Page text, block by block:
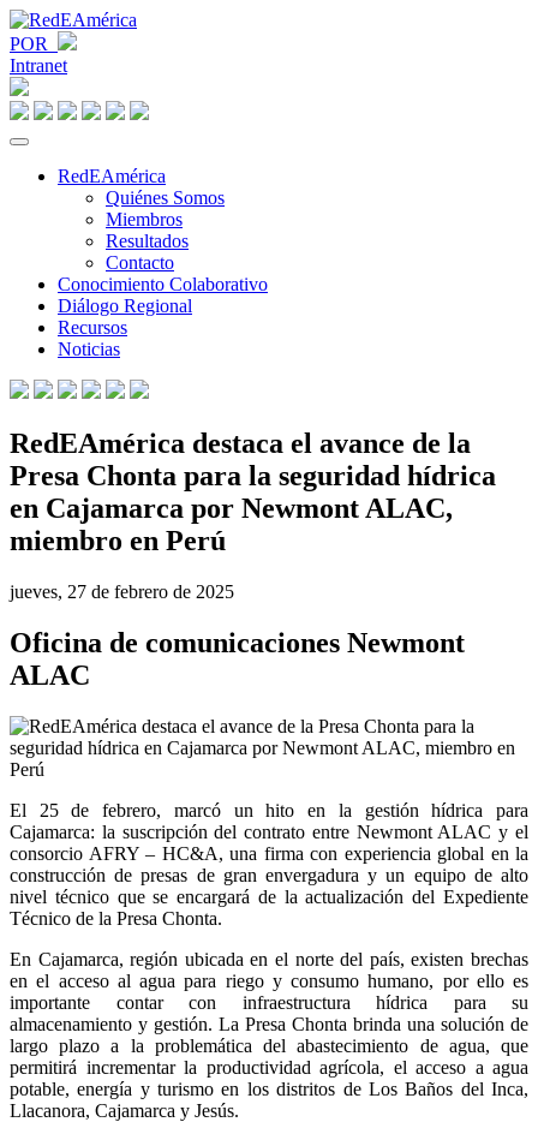
POR
Intranet
RedEAmérica
Quiénes Somos
Miembros
Resultados
Contacto
Conocimiento Colaborativo
Diálogo Regional
Recursos
Noticias
RedEAmérica destaca el avance de la
Presa Chonta para la seguridad hídrica
en Cajamarca por Newmont ALAC,
miembro en Perú
jueves, 27 de febrero de 2025
Oficina de comunicaciones Newmont
ALAC
El 25 de febrero, marcó un hito en la gestión hídrica para
Cajamarca: la suscripción del contrato entre Newmont ALAC y el
consorcio AFRY – HC&A, una firma con experiencia global en la
construcción de presas de gran envergadura y un equipo de alto
nivel técnico que se encargará de la actualización del Expediente
Técnico de la Presa Chonta.
En Cajamarca, región ubicada en el norte del país, existen brechas
en el acceso al agua para riego y consumo humano, por ello es
importante contar con infraestructura hídrica para su
almacenamiento y gestión. La Presa Chonta brinda una solución de
largo plazo a la problemática del abastecimiento de agua, que
permitirá incrementar la productividad agrícola, el acceso a agua
potable, energía y turismo en los distritos de Los Baños del Inca,
Llacanora, Cajamarca y Jesús.